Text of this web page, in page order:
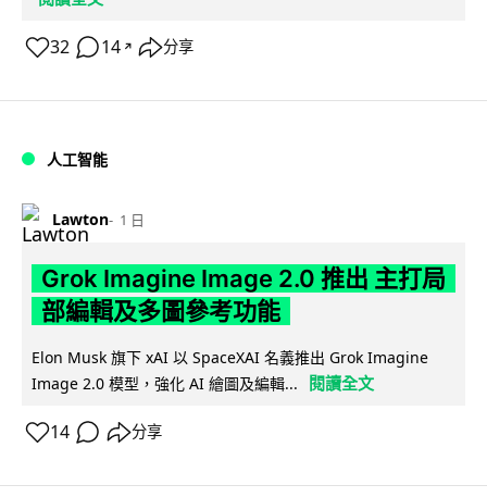
32 14 ↗ 分享
人工智能
Lawton 1 日
Grok Imagine Image 2.0 推出 主打局
部編輯及多圖參考功能
Elon Musk 旗下 xAI 以 SpaceXAI 名義推出 Grok Imagine
Image 2.0 模型，強化 AI 繪圖及編輯...
閱讀全文
14 分享